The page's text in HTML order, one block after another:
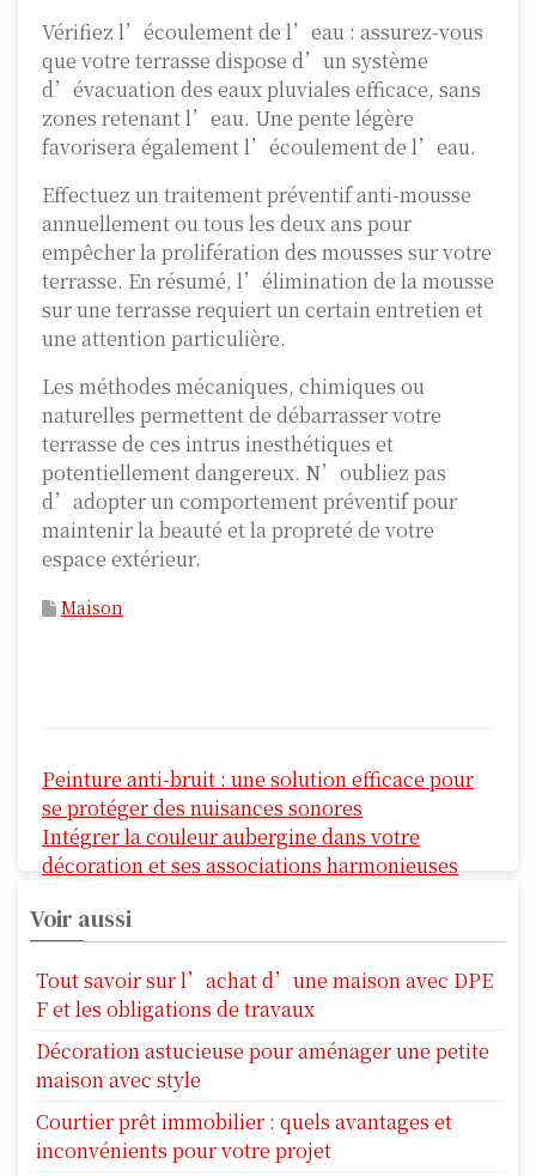
Vérifiez l’écoulement de l’eau : assurez-vous
que votre terrasse dispose d’un système
d’évacuation des eaux pluviales efficace, sans
zones retenant l’eau. Une pente légère
favorisera également l’écoulement de l’eau.
Effectuez un traitement préventif anti-mousse
annuellement ou tous les deux ans pour
empêcher la prolifération des mousses sur votre
terrasse. En résumé, l’élimination de la mousse
sur une terrasse requiert un certain entretien et
une attention particulière.
Les méthodes mécaniques, chimiques ou
naturelles permettent de débarrasser votre
terrasse de ces intrus inesthétiques et
potentiellement dangereux. N’oubliez pas
d’adopter un comportement préventif pour
maintenir la beauté et la propreté de votre
espace extérieur.
Maison
a
v
i
g
a
t
i
o
n
Peinture anti-bruit : une solution efficace pour
se protéger des nuisances sonores
Intégrer la couleur aubergine dans votre
décoration et ses associations harmonieuses
Voir aussi
Tout savoir sur l’achat d’une maison avec DPE
F et les obligations de travaux
Décoration astucieuse pour aménager une petite
maison avec style
Courtier prêt immobilier : quels avantages et
inconvénients pour votre projet